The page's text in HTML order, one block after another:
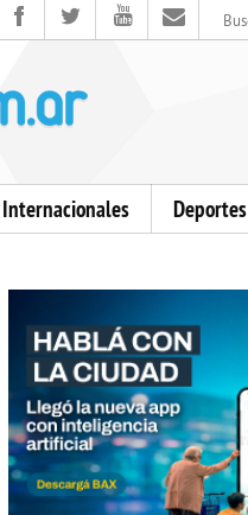
Internacionales Deportes